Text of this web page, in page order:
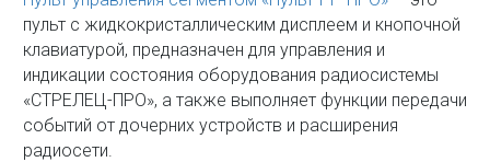
пульт с жидкокристаллическим дисплеем и кнопочной
клавиатурой, предназначен для управления и
индикации состояния оборудования радиосистемы
«СТРЕЛЕЦ-ПРО», а также выполняет функции передачи
событий от дочерних устройств и расширения
радиосети.